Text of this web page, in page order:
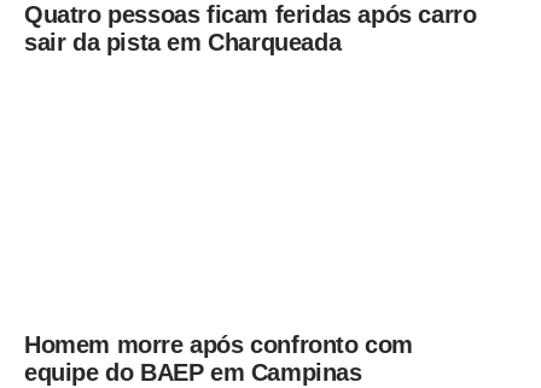
Quatro pessoas ficam feridas após carro
sair da pista em Charqueada
Homem morre após confronto com
equipe do BAEP em Campinas